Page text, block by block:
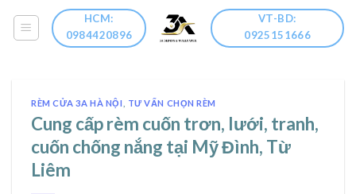
HCM:
0984420896
VT-BD:
0925151666
RÈM CỬA 3A HÀ NỘI TƯ VẤN CHỌN RÈM
Cung cấp rèm cuốn trơn, lưới, tranh,
cuốn chống nắng tại Mỹ Đình, Từ
Liêm